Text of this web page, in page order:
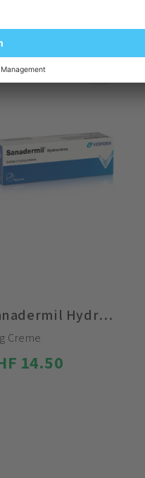
Sanadermil Hydrocreme
Creme
14.50